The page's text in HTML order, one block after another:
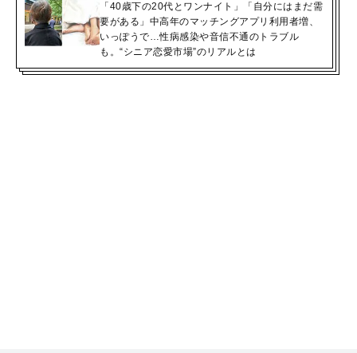
「40歳下の20代とワンナイト」「自分にはまだ需
要がある」中高年のマッチングアプリ利用者増、
いっぽうで…性病感染や音信不通のトラブル
も。“シニア恋愛市場”のリアルとは